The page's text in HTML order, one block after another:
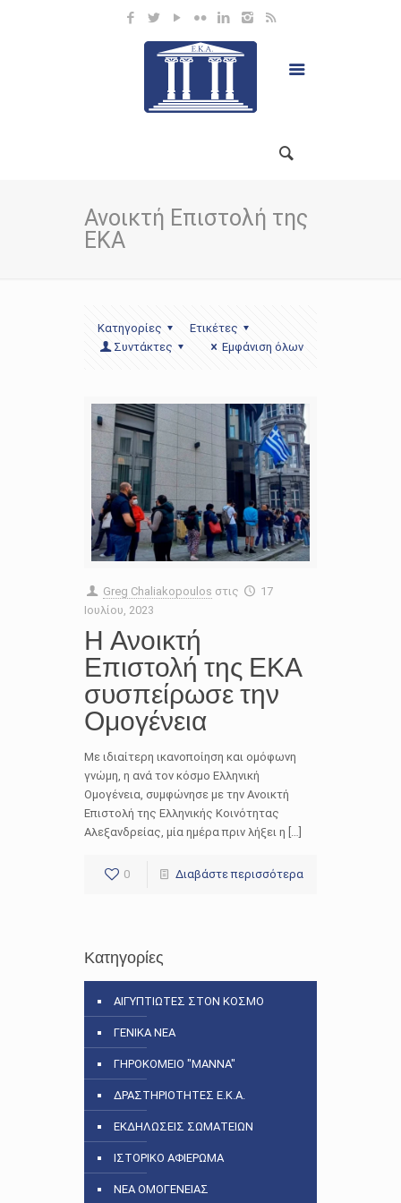
Ανοικτή Επιστολή της
ΕΚΑ
Κατηγορίες
Ετικέτες
Συντάκτες
Εμφάνιση όλων
Greg Chaliakopoulos στις
17
Ιουλίου, 2023
Η Ανοικτή
Επιστολή της ΕΚΑ
συσπείρωσε την
Ομογένεια
Με ιδιαίτερη ικανοποίηση και ομόφωνη
γνώμη, η ανά τον κόσμο Ελληνική
Ομογένεια, συμφώνησε με την Ανοικτή
Επιστολή της Ελληνικής Κοινότητας
Αλεξανδρείας, μία ημέρα πριν λήξει η […]
0 Διαβάστε περισσότερα
Κατηγορίες
ΑΙΓΥΠΤΙΩΤΕΣ ΣΤΟΝ ΚΟΣΜΟ
ΓΕΝΙΚΑ ΝΕΑ
ΓΗΡΟΚΟΜΕΙΟ "ΜΑΝΝΑ"
ΔΡΑΣΤΗΡΙΟΤΗΤΕΣ Ε.Κ.Α.
ΕΚΔΗΛΩΣΕΙΣ ΣΩΜΑΤΕΙΩΝ
ΙΣΤΟΡΙΚΟ ΑΦΙΕΡΩΜΑ
ΝΕΑ ΟΜΟΓΕΝΕΙΑΣ